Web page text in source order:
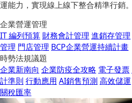
運能力，實現線上線下整合精準行銷。
企業營運管理
IT 編列預算 財務會計管理 進銷存管理
管理 門店管理 BCP企業營運持續計畫
時勢法規議題
企業新南向 企業防疫全攻略 電子發票
計準則 行動應用 AI銷售預測 高效儲運
關稅匯率